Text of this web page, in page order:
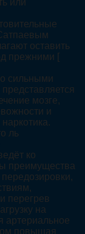
или
оставить
прежними [
сильными
мозге,
и
ль
ко
преимущества
перегрев
на
артериальное
повышая